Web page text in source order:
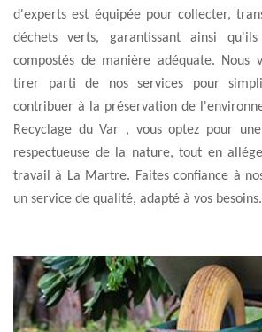
d'experts est équipée pour collecter,
déchets verts, garantissant ainsi
compostés de manière adéquate. Nous
tirer parti de nos services pour
contribuer à la préservation de
Recyclage du Var , vous optez pour
respectueuse de la nature, tout en
travail à La Martre. Faites confiance à
un service de qualité, adapté à vos besoins.